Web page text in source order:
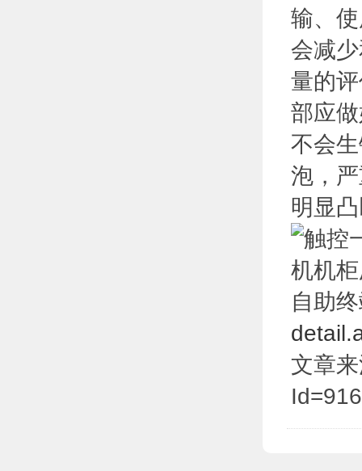
输、
会减
量的
部应
不会
泡，
明显
自助
文章
Id=916